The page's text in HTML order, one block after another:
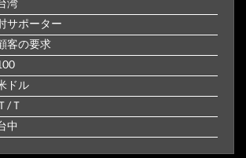
湾
サポーター
客の要求
ドル
/Ｔ
中